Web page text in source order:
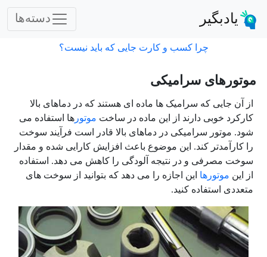
یادبگیر دسته‌ها
چرا کسب و کارت جایی که باید نیست؟
موتورهای سرامیکی
از آن جایی که سرامیک ها ماده ای هستند که در دماهای بالا
کارکرد خوبی دارند از این ماده در ساخت موتور ها استفاده می
شود. موتور سرامیکی در دماهای بالا قادر است فرآیند سوخت
را کارآمدتر کند. این موضوع باعث افزایش کارایی شده و مقدار
سوخت مصرفی و در نتیجه آلودگی را کاهش می دهد. استفاده
از این موتورها این اجازه را می دهد که بتوانید از سوخت های
متعددی استفاده کنید.